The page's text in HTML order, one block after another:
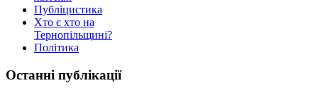
Публіцистика
Хто є хто на
Тернопільщині?
Політика
Останні публікації